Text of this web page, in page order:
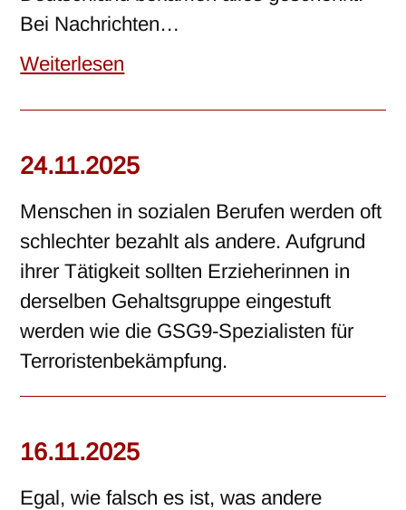
Bei Nachrichten…
Weiterlesen
24.11.2025
Menschen in sozialen Berufen werden oft
schlechter bezahlt als andere. Aufgrund
ihrer Tätigkeit sollten Erzieherinnen in
derselben Gehaltsgruppe eingestuft
werden wie die GSG9-Spezialisten für
Terroristenbekämpfung.
16.11.2025
Egal, wie falsch es ist, was andere